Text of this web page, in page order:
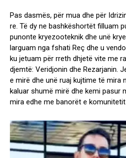
Pas dasmës, për mua dhe për
re. Të dy ne bashkëshortët filluam
punonte kryezooteknik dhe unë
larguam nga fshati Reç dhe u
ku jetuam për rreth dhjetë vite me
djemtë: Veridjonin dhe Rezarjanin.
e mirë dhe unë ruaj kujtime të mira
kaluar shumë mirë dhe kemi pasur
mira edhe me banorët e